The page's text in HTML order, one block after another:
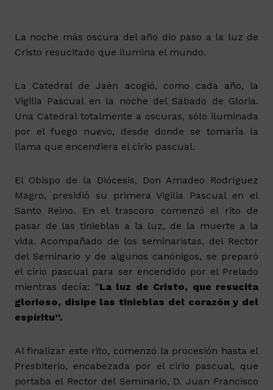
La noche más oscura del año dio paso a la luz de
Cristo resucitado que ilumina el mundo.
La Catedral de Jaén acogió, como cada año, la
Vigilia Pascual en la noche del Sábado de Gloria.
Una Catedral totalmente a oscuras, sólo iluminada
por el fuego nuevo, desde donde se tomaría la
llama que encendiera el cirio pascual.
El Obispo de la Diócesis, Don Amadeo Rodríguez
Magro, presidió su primera Vigilia Pascual en el
Santo Reino. En el trascoro comenzó el rito de
pasar de las tinieblas a la luz, de la muerte a la
vida. Acompañado de los seminaristas, del Rector
del Seminario y de algunos canónigos, se preparó
el cirio pascual para ser encendido por el Prelado
mientras decía: “La luz de Cristo, que resucita
glorioso, disipe las tinieblas del corazón y del
espíritu”.
Al finalizar este rito, comenzó la procesión hasta el
Presbiterio, encabezada por el cirio pascual, que
portaba el Rector del Seminario, D. Juan Francisco